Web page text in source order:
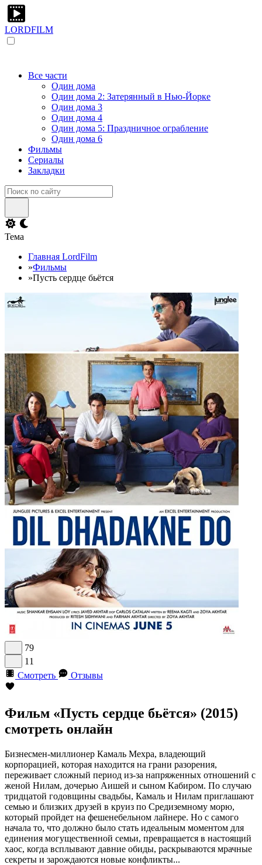
LORDFILM
Все части
Один дома
Один дома 2: Затерянный в Нью-Йорке
Один дома 3
Один дома 4
Один дома 5: Праздничное ограбление
Один дома 6
Фильмы
Сериалы
Закладки
Тема
Главная LordFilm
»Фильмы
»Пусть сердце бьётся
79
11
Смотреть
Отзывы
Фильм «Пусть сердце бьётся» (2015)
смотреть онлайн
Бизнесмен-миллионер Камаль Мехра, владеющий
корпорацией, которая находится на грани разорения,
переживает сложный период из-за напряженных отношений с
женой Нилам, дочерью Аишей и сыном Кабиром. По случаю
тридцатой годовщины свадьбы, Камаль и Нилам приглашают
семью и близких друзей в круиз по Средиземному морю,
который пройдет на фешенебельном лайнере. Но с самого
начала то, что должно было стать идеальным моментом для
единения могущественной семьи, превращается в настоящий
хаос, когда всплывают давние обиды, раскрываются мрачные
секреты и зарождаются новые конфликты...